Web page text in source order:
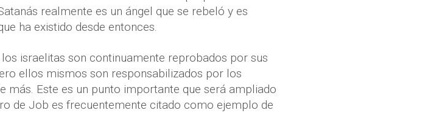
realmente es un ángel que se rebeló y es
ha existido desde entonces.
israelitas son continuamente reprobados por sus
ellos mismos son responsabilizados por los
más. Este es un punto importante que será ampliado
de Job es frecuentemente citado como ejemplo de